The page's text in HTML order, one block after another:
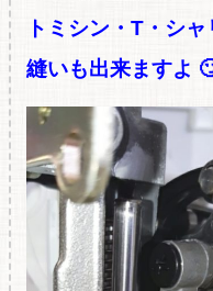
トミシン・T・シ
縫いも出来ますよ